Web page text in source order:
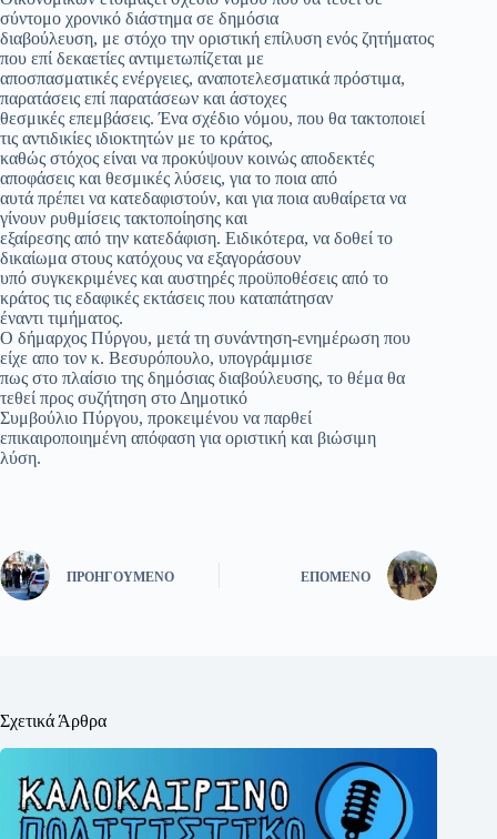
σύντομο χρονικό διάστημα σε δημόσια
διαβούλευση, με στόχο την οριστική επίλυση ενός ζητήματος
που επί δεκαετίες αντιμετωπίζεται με
αποσπασματικές ενέργειες, αναποτελεσματικά πρόστιμα,
παρατάσεις επί παρατάσεων και άστοχες
θεσμικές επεμβάσεις. Ένα σχέδιο νόμου, που θα τακτοποιεί
τις αντιδικίες ιδιοκτητών με το κράτος,
καθώς στόχος είναι να προκύψουν κοινώς αποδεκτές
αποφάσεις και θεσμικές λύσεις, για το ποια από
αυτά πρέπει να κατεδαφιστούν, και για ποια αυθαίρετα να
γίνουν ρυθμίσεις τακτοποίησης και
εξαίρεσης από την κατεδάφιση. Ειδικότερα, να δοθεί το
δικαίωμα στους κατόχους να εξαγοράσουν
υπό συγκεκριμένες και αυστηρές προϋποθέσεις από το
κράτος τις εδαφικές εκτάσεις που καταπάτησαν
έναντι τιμήματος.
Ο δήμαρχος Πύργου, μετά τη συνάντηση-ενημέρωση που
είχε απο τον κ. Βεσυρόπουλο, υπογράμμισε
πως στο πλαίσιο της δημόσιας διαβούλευσης, το θέμα θα
τεθεί προς συζήτηση στο Δημοτικό
Συμβούλιο Πύργου, προκειμένου να παρθεί
επικαιροποιημένη απόφαση για οριστική και βιώσιμη
λύση.
ΠΡΟΗΓΟΎΜΕΝΟ ΕΠΌΜΕΝΟ
Σχετικά Άρθρα